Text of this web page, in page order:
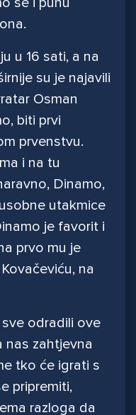
u 16 sati, a na
su je najavili
Osman
biti prvi
prvenstvu.
i na tu
Dinamo,
utakmice
je favorit i
prvo mu je
na
odradili ove
nas zahtjevna
tko će igrati s
pripremiti,
razloga da